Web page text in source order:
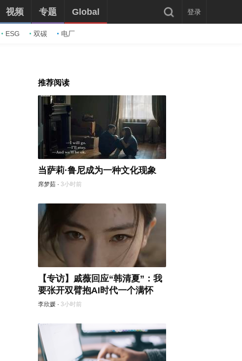
ESG 双碳 电厂
视频 专题 Global 登录
推荐阅读
当萨莉·鲁尼成为一种文化现象
席梦茹 · 3小时前
【专访】戚薇回应“韩清夏”：我
要张开双臂抱AI时代一个满怀
李欣媛 · 3小时前